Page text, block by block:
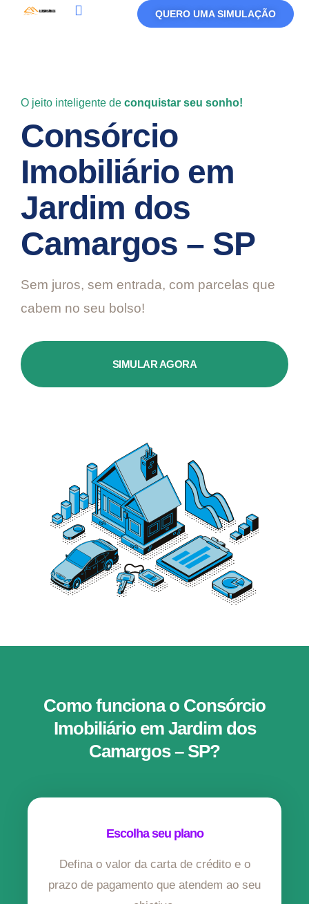
QUERO UMA SIMULAÇÃO
O jeito inteligente de conquistar seu sonho!
Consórcio
Imobiliário em
Jardim dos
Camargos – SP
Sem juros, sem entrada, com parcelas que
cabem no seu bolso!
SIMULAR AGORA
Como funciona o Consórcio
Imobiliário em Jardim dos
Camargos – SP?
Escolha seu plano
Defina o valor da carta de crédito e o
prazo de pagamento que atendem ao seu